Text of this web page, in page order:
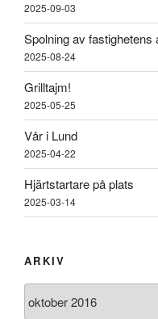
2025-09-03
Spolning av fastighetens
2025-08-24
Grilltajm!
2025-05-25
Vår i Lund
2025-04-22
Hjärtstartare på plats
2025-03-14
ARKIV